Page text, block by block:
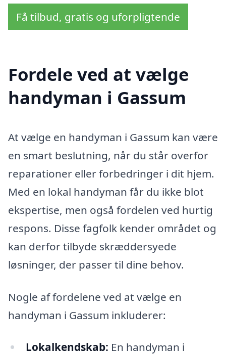
Få tilbud, gratis og uforpligtende
Fordele ved at vælge
handyman i Gassum
At vælge en handyman i Gassum kan være
en smart beslutning, når du står overfor
reparationer eller forbedringer i dit hjem.
Med en lokal handyman får du ikke blot
ekspertise, men også fordelen ved hurtig
respons. Disse fagfolk kender området og
kan derfor tilbyde skræddersyede
løsninger, der passer til dine behov.
Nogle af fordelene ved at vælge en
handyman i Gassum inkluderer:
Lokalkendskab: En handyman i